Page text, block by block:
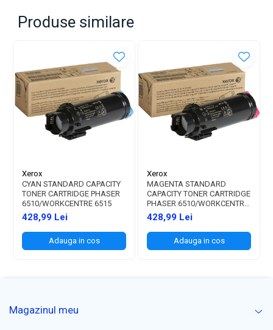
Produse similare
Xerox
CYAN STANDARD CAPACITY
TONER CARTRIDGE PHASER
6510/WORKCENTRE 6515
428,99 Lei
Adauga in cos
Xerox
MAGENTA STANDARD
CAPACITY TONER CARTRIDGE
PHASER 6510/WORKCENTRE
6515
428,99 Lei
Adauga in cos
Magazinul meu